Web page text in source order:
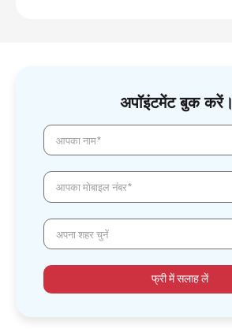
अपॉइंटमेंट बुक करें।
आपका नाम*
आपका मोबाइल नंबर*
अपना शहर चुनें
फ्री में सलाह लें